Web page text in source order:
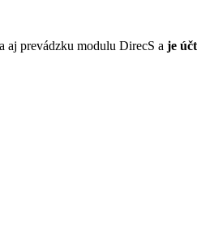
aj prevádzku modulu DirecS a je